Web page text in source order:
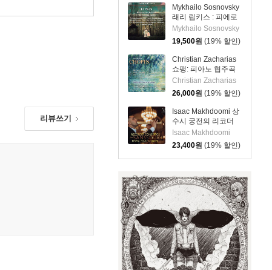
Mykhailo Sosnovsky
래리 립키스 : 피에로
와 친구들 (Larry
Lipkis: Pierrot &
Friends)
Mykhailo Sosnovsky
19,500원 (19% 할인)
Christian Zacharias
쇼팽: 피아노 협주곡
제1~2번 (Chopin:
Complete Piano
Concertos) [SACD
Hybrid]
Christian Zacharias
26,000원 (19% 할인)
Isaac Makhdoomi 상
수시 궁전의 리코더
협주곡 (Recorder
Concertos from
Sanssouci)
Isaac Makhdoomi
23,400원 (19% 할인)
리뷰쓰기